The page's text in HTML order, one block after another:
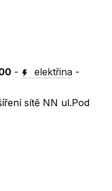
- elektřina -
sítě NN ul.Pod